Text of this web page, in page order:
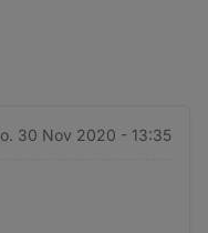
30 Nov 2020 - 13:35